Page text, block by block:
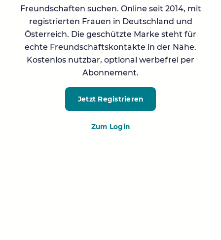
Freundschaften suchen. Online seit 2014, mit
registrierten Frauen in Deutschland und
Österreich. Die geschützte Marke steht für
echte Freundschaftskontakte in der Nähe.
Kostenlos nutzbar, optional werbefrei per
Abonnement.
Jetzt Registrieren
Zum Login